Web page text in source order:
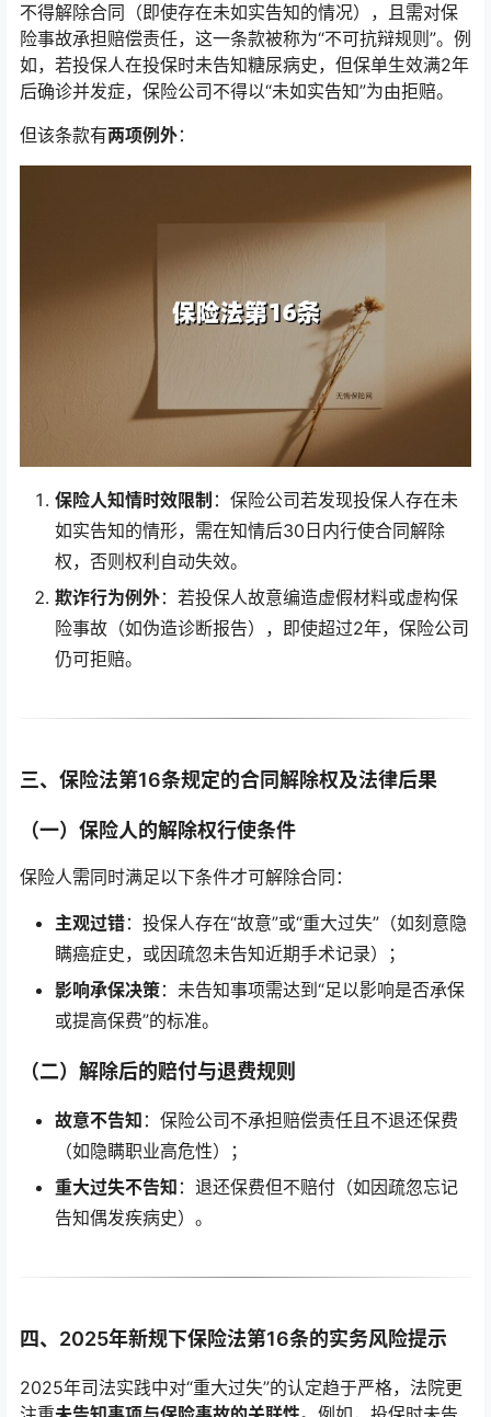
不得解除合同（即使存在未如实告知的情况），且需对保
险事故承担赔偿责任，这一条款被称为“不可抗辩规则”。例
如，若投保人在投保时未告知糖尿病史，但保单生效满2年
后确诊并发症，保险公司不得以“未如实告知”为由拒赔。
但该条款有两项例外：
保险人知情时效限制 ：保险公司若发现投保人存在未
如实告知的情形，需在知情后30日内行使合同解除
权，否则权利自动失效。
欺诈行为例外：若投保人故意编造虚假材料或虚构保
险事故（如伪造诊断报告），即使超过2年，保险公司
仍可拒赔。
三、保险法第16条规定的合同解除权及法律后果
（一）保险人的解除权行使条件
保险人需同时满足以下条件才可解除合同：
主观过错：投保人存在“故意”或“重大过失”（如刻意隐
瞒癌症史，或因疏忽未告知近期手术记录）；
影响承保决策：未告知事项需达到“足以影响是否承保
或提高保费”的标准。
（二）解除后的赔付与退费规则
故意不告知 ：保险公司不承担赔偿责任且不退还保费
（如隐瞒职业高危性）；
重大过失不告知 ：退还保费但不赔付（如因疏忽忘记
告知偶发疾病史）。
四、2025年新规下保险法第16条的实务风险提示
2025年司法实践中对“重大过失”的认定趋于严格，法院更